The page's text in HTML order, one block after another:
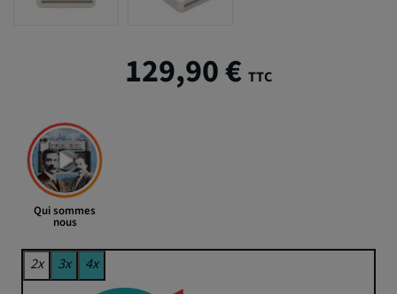
129,90 € TTC
Qui sommes
nous
2x 3x 4x